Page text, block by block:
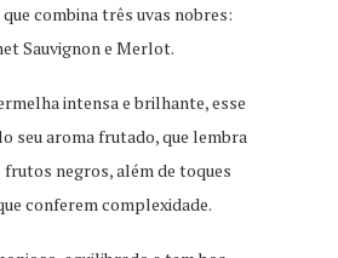
combina três uvas nobres:
Sauvignon e Merlot.
intensa e brilhante, esse
seu aroma frutado, que lembra
frutos negros, além de toques
conferem complexidade.